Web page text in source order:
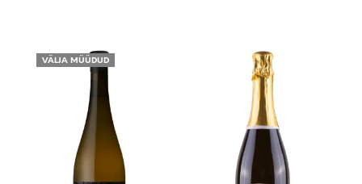
VÄLJA MÜÜDUD